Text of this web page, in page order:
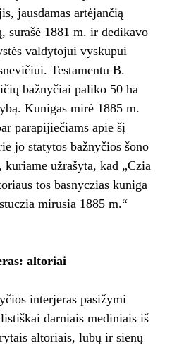
jausdamas artėjančią
surašė 1881 m. ir dedikavo
valdytojui vyskupui
Testamentu B.
bažnyčiai paliko 50 ha
Kunigas mirė 1885 m.
parapijiečiams apie šį
jo statytos bažnyčios šono
kuriame užrašyta, kad „Czia
tos basnyczias kuniga
mirusia 1885 m.“
altoriai
interjeras pasižymi
darniais mediniais iš
altoriais, lubų ir sienų